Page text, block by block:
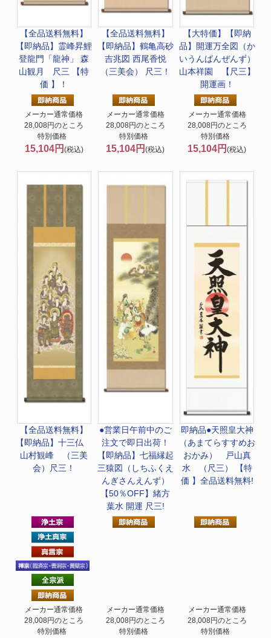
【全品送料無料】
【即納品】霊峰昇鯉
登龍門「龍神」 森
山観月 尺三 【特
価 】！
メーカー通常価格
28,008円のところ
特別価格
15,104円 (税込)
【全品送料無料】
【即納品】鶴亀高砂
吉兆図 西尾香悦
（三美会） 尺三！
メーカー通常価格
28,008円のところ
特別価格
15,104円(税込)
【大特価】
【即納
品】開運万全図（か
いうんばんぜんず）
山本祥園 【尺三】
開運画！
メーカー通常価格
28,008円のところ
特別価格
15,104円(税込)
【全品送料無料】
【即納品】十三仏
山村観峰 （三美
会）尺三！
メーカー通常価格
28,008円のところ
特別価格
●営業日午前中のご
注文で即日出荷！
【即納品】七福縁起
三猿図（しちふくえ
んぎさんえんず）
【50％OFF】緒方
葉水 開運 尺三!
メーカー通常価格
28,008円のところ
特別価格
即納品●天照皇大神
（あまてらすすめお
おかみ） 戸山真
水 （尺三） 【特
価 】全品送料無料!
メーカー通常価格
28,008円のところ
特別価格